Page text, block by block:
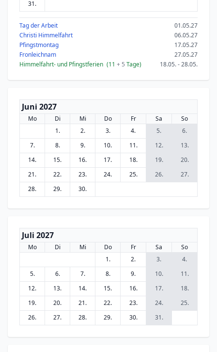
31.
Tag der Arbeit
01.05.27
Christi Himmelfahrt
06.05.27
Pfingstmontag
17.05.27
Fronleichnam
27.05.27
Himmelfahrt- und Pfingstferien (11 + 5 Tage) 18.05. - 28.05.
Juni 2027
Mo Di Mi Do Fr Sa
So
1.
2. 3. 4. 5.
6.
7.
8. 9. 10. 11. 12.
13.
14.
15. 16. 17. 18. 19.
20.
21.
22. 23. 24. 25. 26.
27.
28.
29. 30.
Juli 2027
Mo Di Mi Do Fr Sa
So
1.
2. 3.
4.
5.
6. 7. 8. 9. 10.
11.
12.
13. 14. 15. 16. 17.
18.
19.
20. 21. 22. 23. 24.
25.
26.
27. 28. 29. 30. 31.